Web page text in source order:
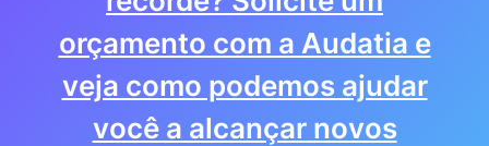
orçamento com a Audatia e
veja como podemos ajudar
você a alcançar novos